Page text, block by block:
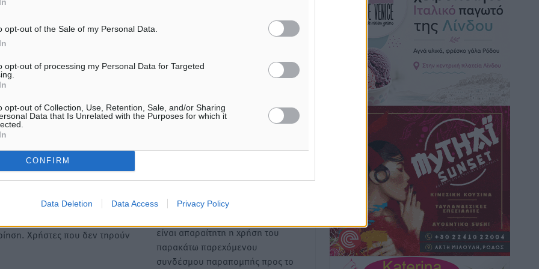
opt-out of the Sale of my Personal Data.
opt-out of processing my Personal Data for Targeted
opt-out of Collection, Use, Retention, Sale, and/or Sharing
Data that Is Unrelated with the Purposes for which it
CONFIRM
Data Deletion Data Access Privacy Policy
ΕΠΙΣΗΣ
ΕΙΔΉΣΕΙΣ
12,5 εκατ. ευρώ στις 13
Περιφέρειες για μέτρα
· 18:19
ΤΟΠΙΚΈΣ ΕΙΔΉΣΕΙΣ
«Γιατί οι Τούρκοι συρρέουν στα
οι γείτονες προτιμούν την Ελλάδα
για διακοπές
Η Δημοκρατική δεν υιοθετεί
όποια σχόλια θεωρούμε
Χρήστες που δεν τηρούν
Για την μερική αναπαραγωγή της
είναι απαραίτητη η χρήση του
παρακάτω παρεχόμενου
συνδέσμου παραπομπής προς το
Τοπικές Ειδήσεις πριν 8 ώρες
Iατρικός Σύλλογος Ροδου προς Α.
Γεωργιάδη: Στρατηγικές Προτάσεις για
την Ενίσχυση της Δημόσιας Υγείας στη
Νησιωτική Ελλάδα και στα
Τοπικές Ειδήσεις• πριν 9 ώρες
Πάνθηρες: Ξεκίνησαν αισιόδοξοι για
την παρθενική “πτήση” τους
Αθλητικά• πριν 9 ώρες
Άρης Αρχαγγέλου: Στο πλευρό του
άτυχου Ιάκωβου Θωμά
Αθλητικά• πριν 9 ώρες